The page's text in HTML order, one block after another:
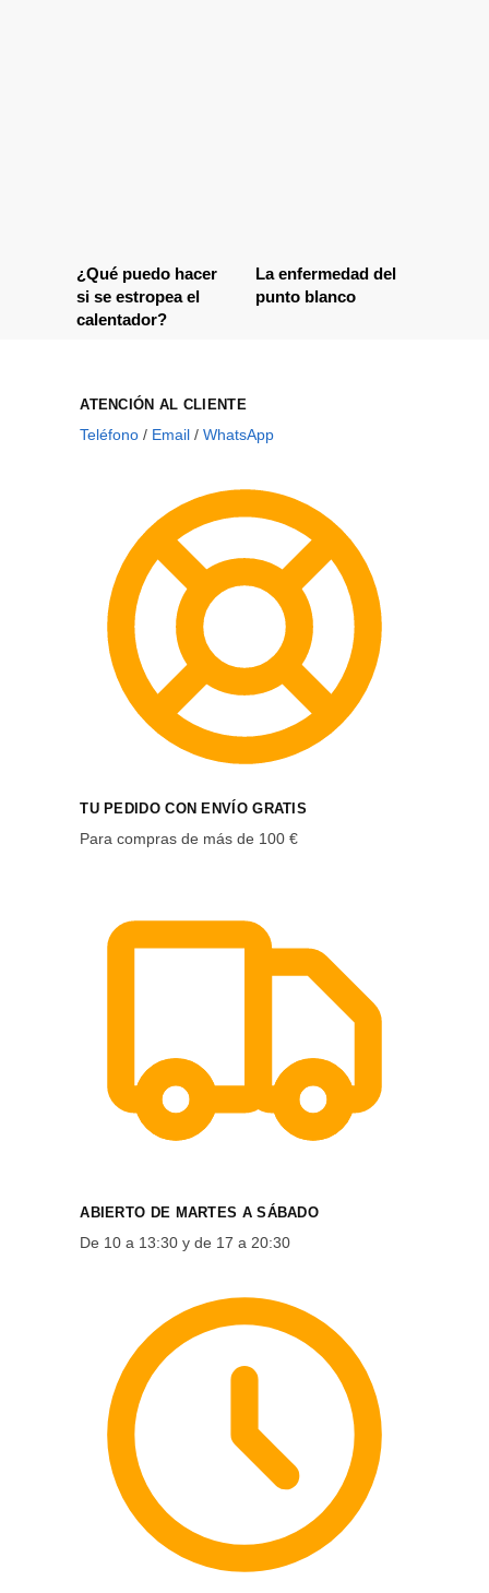
¿Qué puedo hacer
si se estropea el
calentador?
La enfermedad del
punto blanco
ATENCIÓN AL CLIENTE
Teléfono / Email /WhatsApp
TU PEDIDO CON ENVÍO GRATIS
Para compras de más de 100 €
ABIERTO DE MARTES A SÁBADO
De 10 a 13:30 y de 17 a 20:30